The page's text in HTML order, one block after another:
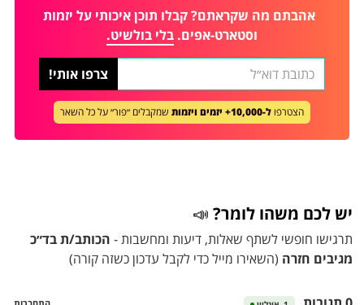
אהבתם מה שקראתם? קבלו תוכן איכותי על יזמות
וסטארט-אפים. בלי בולשיט.
הצטרפו ל-10,000+ יזמים ויזמות שמקבלים ״פור״ על כל השאר
יש לכם משהו לומר? 📣
תרגישו חופשי לשתף שאלות, דיעות ומחשבות - הכותב/ת בד״כ
מגיבים חזרה (השאירו מייל כדי לקבל עדכון כשזה קורה)